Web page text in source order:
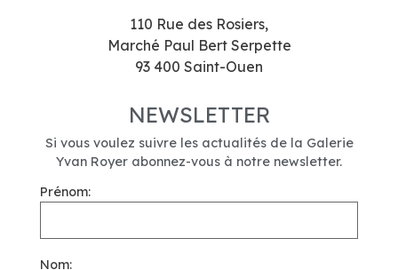
110 Rue des Rosiers,
Marché Paul Bert Serpette
93 400 Saint-Ouen
NEWSLETTER
Si vous voulez suivre les actualités de la Galerie
Yvan Royer abonnez-vous à notre newsletter.
Prénom:
Nom: